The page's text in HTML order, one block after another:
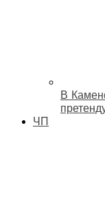
В
ЧП